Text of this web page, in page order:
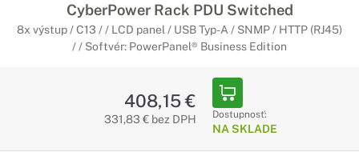
CyberPower Rack PDU Switched
8x výstup / C13 / / LCD panel / USB Typ-A / SNMP / HTTP (RJ45)
/ / Softvér: PowerPanel® Business Edition
408,15 €
331,83 € bez DPH Dostupnosť:
NA SKLADE